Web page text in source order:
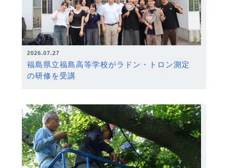
2026.07.27
福島県立福島高等学校がラドン・トロン測定
の研修を受講